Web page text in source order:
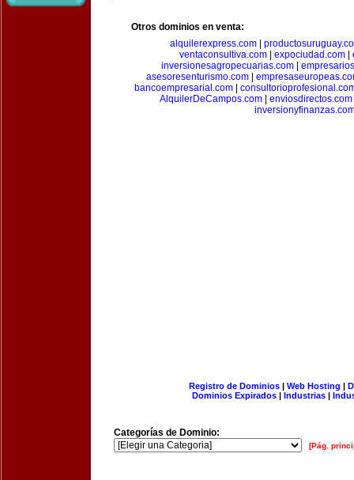
Otros dominios en venta:
alquilerexpress.com
ventaconsultiva.com
expociudad.com
inversionesagropecuarias.com
asesoresenturismo.com|
bancoempresarial.com
AlquilerDeCampos.com
enviosdirectos.com
Registro de Dominios| Web Hosting |
Dominios Expirados | Industrias |
Categorías de Dominio:
[Pág.